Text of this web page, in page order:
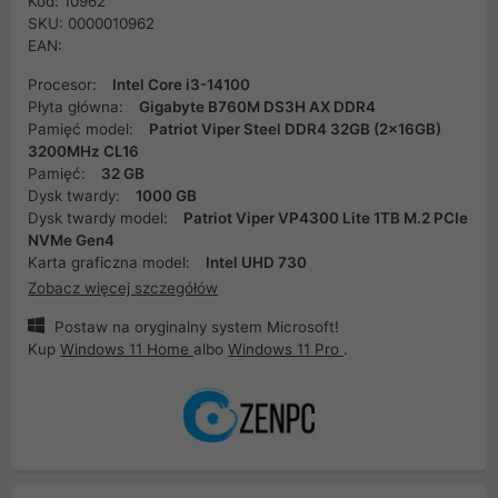
SKU: 0000010962
EAN:
Procesor:
Intel Core i3-14100
Płyta główna:
Gigabyte B760M DS3H AX DDR4
Pamięć model:
Patriot Viper Steel DDR4 32GB (2x16GB)
3200MHz CL16
Pamięć:
32 GB
Dysk twardy:
1000 GB
Dysk twardy model:
Patriot Viper VP4300 Lite 1TB M.2 PCIe
NVMe Gen4
Karta graficzna model:
Intel UHD 730
Zobacz więcej szczegółów
Postaw na oryginalny system Microsoft!
Kup Windows 11 Home albo Windows 11 Pro .